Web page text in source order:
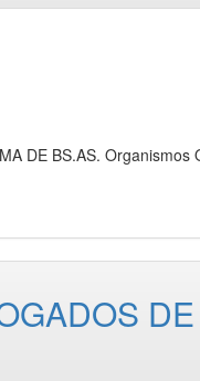
DE BS.AS. Organismos